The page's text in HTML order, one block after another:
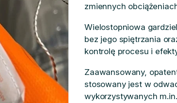
zmiennych
Wielostopniowa
bez jego spiętrzania
kontrolę procesu i
Zaawansowany,
stosowany jest w
wykorzystywanych